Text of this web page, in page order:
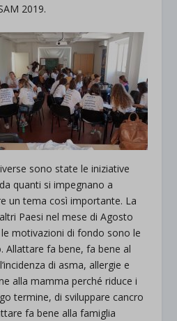
2019.
sono state le iniziative
quanti si impegnano a
un tema così importante. La
Paesi nel mese di Agosto
motivazioni di fondo sono le
Allattare fa bene, fa bene al
di asma, allergie e
alla mamma perché riduce i
termine, di sviluppare cancro
fa bene alla famiglia